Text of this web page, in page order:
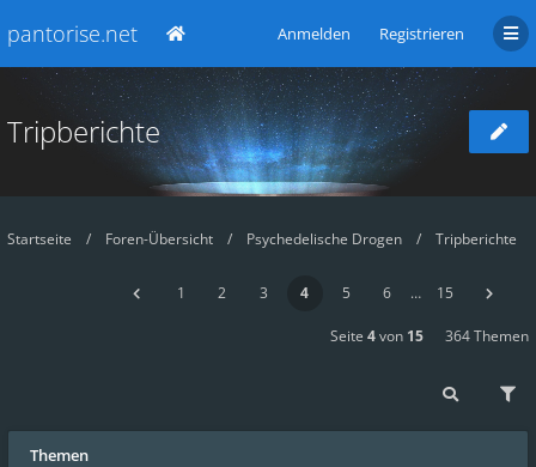
pantorise.net Anmelden Registrieren
Tripberichte
Startseite Foren-Übersicht Psychedelische Drogen Tripberichte
1 2 3 4 5 6 … 15
Seite 4von 15 364 Themen
Themen